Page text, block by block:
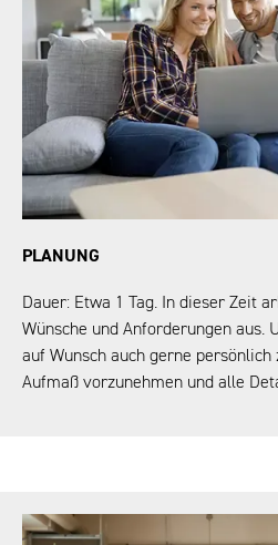
PLANUNG
Dauer: Etwa 1 Tag. In dieser Zeit
Wünsche und Anforderungen aus.
auf Wunsch auch gerne
Aufmaß vorzunehmen und alle